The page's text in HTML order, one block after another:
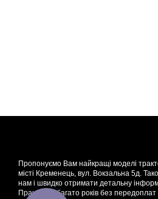
Пропонуємо Вам найкращі моделі
місті Кременець, вул. Вокзальна 5д.
нам і швидко отримати детальну
Працюємо багато років без передоплат